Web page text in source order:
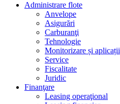
Administrare flote
Anvelope
Asigurări
Carburanţi
Tehnologie
Monitorizare și aplicații
Service
Fiscalitate
Juridic
Finanţare
Leasing operaţional